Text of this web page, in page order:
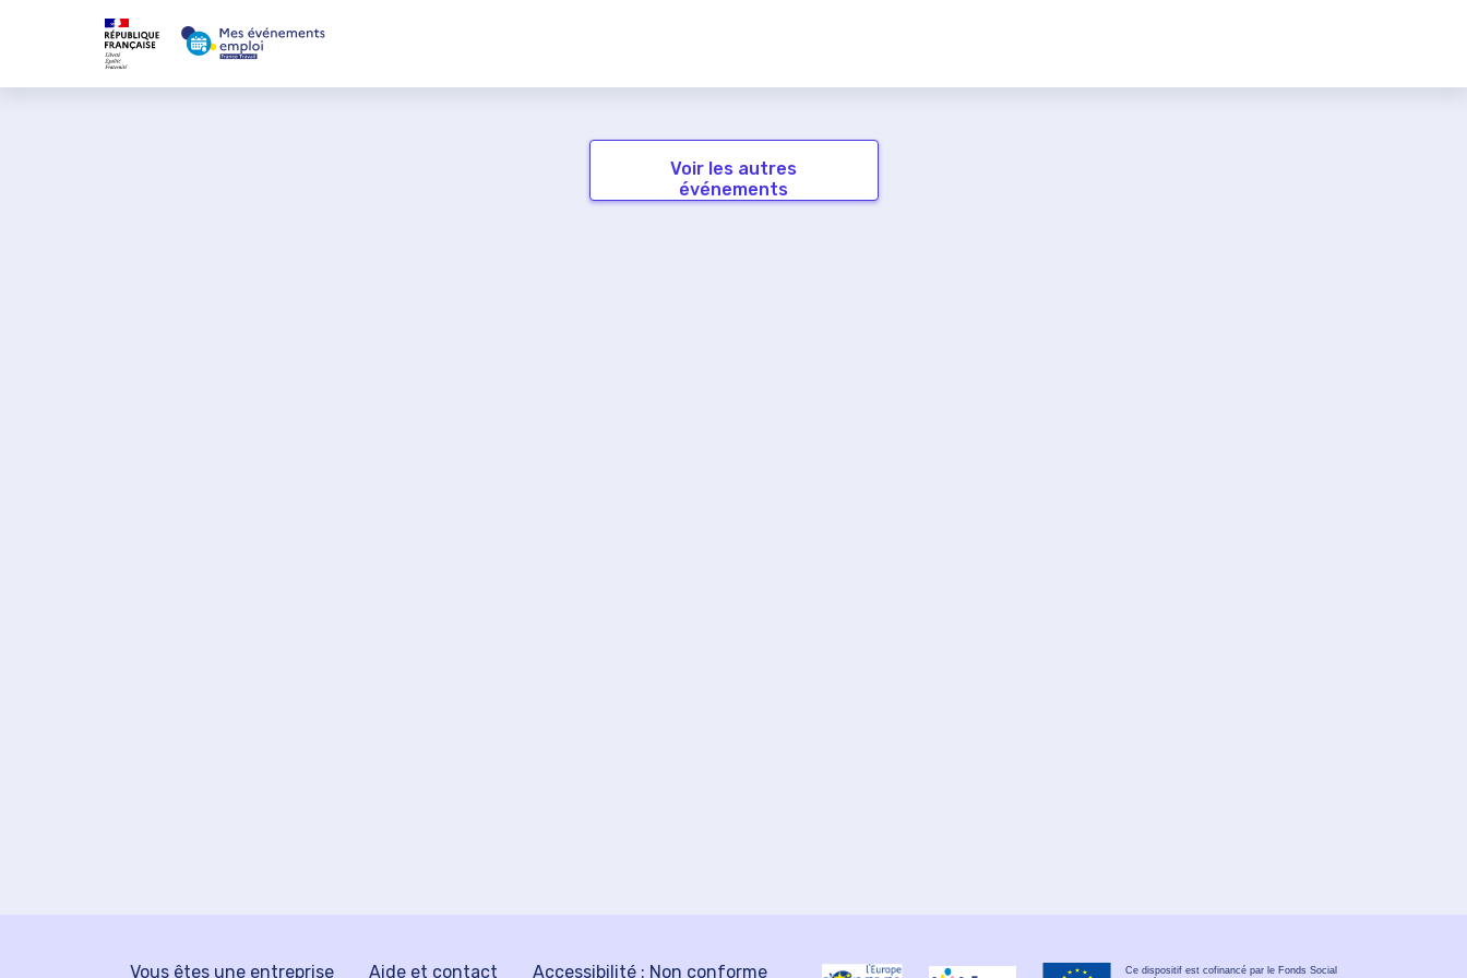
Voir les autres
événements
Vous êtes une entreprise Aide et contact Accessibilité : Non conforme
Ce dispositif est cofinancé par le Fonds Social